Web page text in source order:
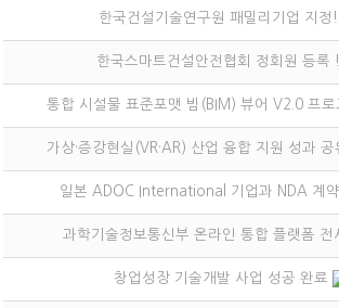
한국건설기술연구원 패밀리기업 지정
한국스마트건설안전협회 정회원 등록
통합 시설물 표준포맷 빔(BIM) 뷰어 V2.0 프로
가상·증강현실(VR·AR) 산업 융합 지원 성과 공
일본 ADOC International 기업과 NDA 계
과학기술정보통신부 온라인 통합 플랫폼 전
창업성장 기술개발 사업 성공 완료